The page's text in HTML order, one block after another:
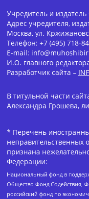
Учредитель и
Адрес учредителя,
Москва, ул.
Телефон: +7 (495) 718-
E-mail:
И.О. главного
Разработчик сайта –
В титульной части
Александра Грошева,
* Перечень
неправительственных
признана
Федерации:
Национальный фонд в
Общество Фонд Содействия,
российский фонд по